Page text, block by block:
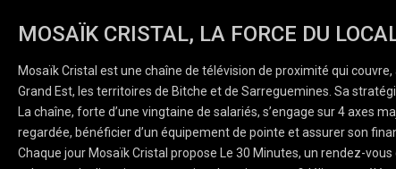
MOSAÏK CRISTAL, LA FORCE DU
Mosaïk Cristal est une chaîne de télévision de proximité qui
Grand Est, les territoires de Bitche et de Sarreguemines. Sa
La chaîne, forte d’une vingtaine de salariés, s’engage sur 4 axes
regardée, bénéficier d’un équipement de pointe et assurer son
Chaque jour Mosaïk Cristal propose Le 30 Minutes, un rendez-